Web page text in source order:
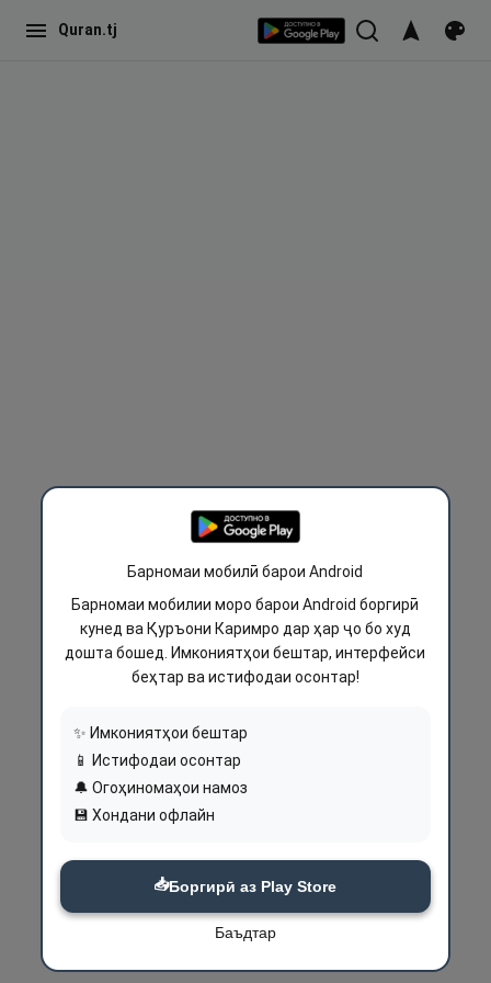
Quran.tj
Барномаи мобилӣ барои Android
Барномаи мобилии моро барои Android боргирӣ
кунед ва Қуръони Каримро дар ҳар ҷо бо худ
дошта бошед. Имкониятҳои бештар, интерфейси
беҳтар ва истифодаи осонтар!
✨ Имкониятҳои бештар
📱 Истифодаи осонтар
🔔 Огоҳиномаҳои намоз
💾 Хондани офлайн
📥Боргирӣ аз Play Store
Баъдтар